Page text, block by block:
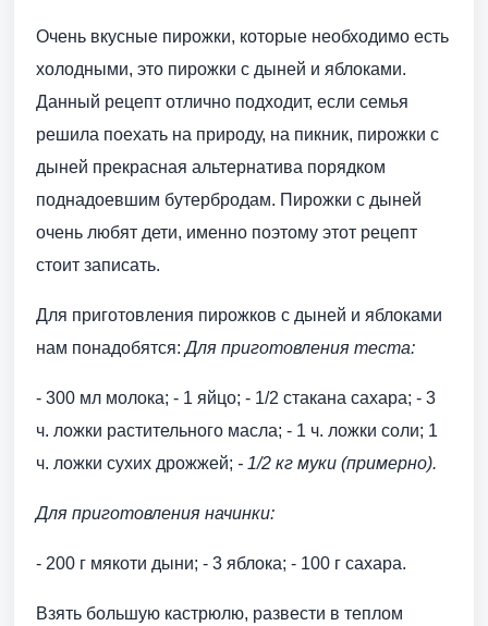
Очень вкусные пирожки, которые необходимо есть
холодными, это пирожки с дыней и яблоками.
Данный рецепт отлично подходит, если семья
решила поехать на природу, на пикник, пирожки с
дыней прекрасная альтернатива порядком
поднадоевшим бутербродам. Пирожки с дыней
очень любят дети, именно поэтому этот рецепт
стоит записать.
Для приготовления пирожков с дыней и яблоками
нам понадобятся:Для приготовления теста:
- 300 мл молока; - 1 яйцо; - 1/2 стакана сахара; - 3
ч. ложки растительного масла; - 1 ч. ложки соли; 1
ч. ложки сухих дрожжей; - 1/2 кг муки (примерно).
Для приготовления начинки:
- 200 г мякоти дыни; - 3 яблока; - 100 г сахара.
Взять большую кастрюлю, развести в теплом